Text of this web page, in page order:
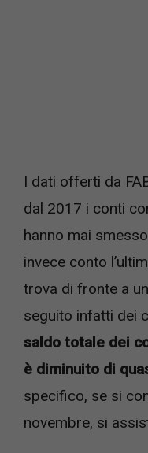
I dati offerti da
dal 2017 i conti
hanno mai
invece conto
trova di fronte a
seguito infatti dei
saldo totale dei
è diminuito di
specifico, se si
novembre, si